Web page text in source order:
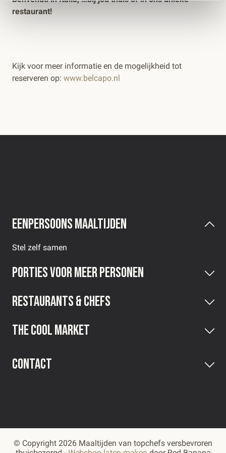
restaurant!
Kijk voor meer informatie en de mogelijkheid tot
reserveren op: www.belcapo.nl
Eenpersoons maaltijden
Stel zelf samen
Porties voor meer personen
Restaurants & Chefs
The Cool Market
Contact
© Copyright 2026 Maaltijden van topchefs versbevroren